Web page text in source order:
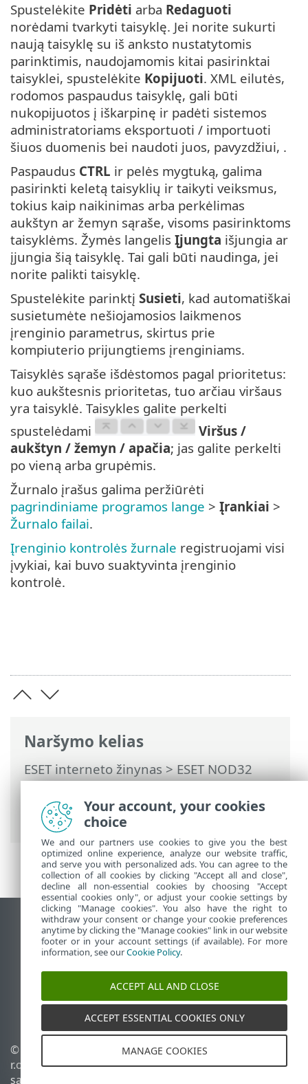
Naršymo kelias
ESET interneto žinynas>ESET NOD32
Antivirus>Išplėstinis nustatymas>
Apsaugos priemonės>Įrenginio kontrolė
> Įrenginio kontrolės taisyklių rengyklė
Spustelėkite Pridėti arba Redaguoti
norėdami tvarkyti taisyklę. Jei norite sukurti
naują taisyklę su iš anksto nustatytomis
parinktimis, naudojamomis kitai pasirinktai
taisyklei, spustelėkite Kopijuoti. XML eilutės,
rodomos paspaudus taisyklę, gali būti
nukopijuotos į iškarpinę ir padėti sistemos
administratoriams eksportuoti / importuoti
šiuos duomenis bei naudoti juos, pavyzdžiui, .
Paspaudus CTRL ir pelės mygtuką, galima
pasirinkti keletą taisyklių ir taikyti veiksmus,
tokius kaip naikinimas arba perkėlimas
aukštyn ar žemyn sąraše, visoms pasirinktoms
taisyklėms. Žymės langelis Įjungta išjungia ar
įjungia šią taisyklę. Tai gali būti naudinga, jei
norite palikti taisyklę.
Spustelėkite parinktį Susieti, kad automatiškai
susietumėte nešiojamosios laikmenos
įrenginio parametrus, skirtus prie
kompiuterio prijungtiems įrenginiams.
Taisyklės sąraše išdėstomos pagal prioritetus:
kuo aukštesnis prioritetas, tuo arčiau viršaus
yra taisyklė. Taisykles galite perkelti
spustelėdami
Viršus /
aukštyn / žemyn / apačia; jas galite perkelti
po vieną arba grupėmis.
Žurnalo įrašus galima peržiūrėti
pagrindiniame programos lange > Įrankiai >
Žurnalo failai.
Įrenginio kontrolės žurnale registruojami visi
įvykiai, kai buvo suaktyvinta įrenginio
kontrolė.
Rodyti darbalaukio tinklavietę
End of Life
ESET žinių bazė
ESET forumas
ESET Status Portal
Palaikymas regione
© 1992 - 2025 ESET, spol. s
r.o. - Visos teisės
saugomos.
Slapukų politika
Your account, your cookies
choice
We and our partners use cookies to give you the best
optimized online experience, analyze our website traffic,
and serve you with personalized ads. You can agree to the
collection of all cookies by clicking "Accept all and close",
decline all non-essential cookies by choosing "Accept
essential cookies only", or adjust your cookie settings by
clicking "Manage cookies". You also have the right to
withdraw your consent or change your cookie preferences
anytime by clicking the "Manage cookies" link in our website
footer or in your account settings (if available). For more
information, see ourCookie Policy.
ACCEPT ALL AND CLOSE
ACCEPT ESSENTIAL COOKIES ONLY
MANAGE COOKIES